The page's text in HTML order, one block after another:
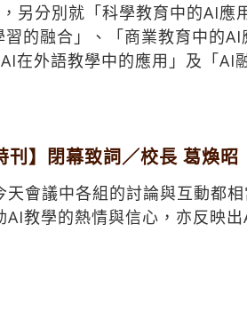
另分別就「科學教育中的AI應
的融合」、「商業教育中的
在外語教學中的應用」及「AI
刊】閉幕致詞／校長 葛煥昭
天會議中各組的討論與互動都
AI教學的熱情與信心，亦反映